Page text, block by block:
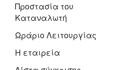
Προστασία του
Καταναλωτή
Ωράριο Λειτουργίας
Η εταιρεία